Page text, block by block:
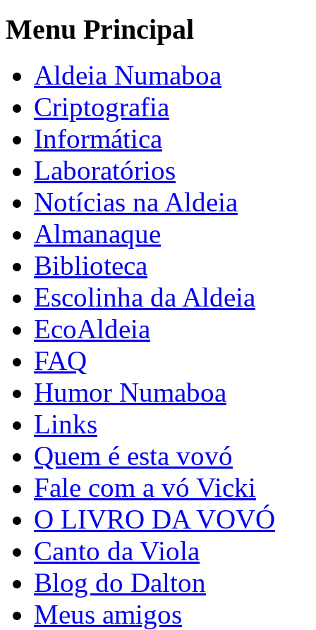
Menu Principal
Aldeia Numaboa
Criptografia
Informática
Laboratórios
Notícias na Aldeia
Almanaque
Biblioteca
Escolinha da Aldeia
EcoAldeia
FAQ
Humor Numaboa
Links
Quem é esta vovó
Fale com a vó Vicki
O LIVRO DA VOVÓ
Canto da Viola
Blog do Dalton
Meus amigos